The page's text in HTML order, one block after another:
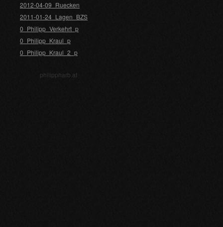
2012-04-09_Ruecken
2011-01-24_Lagen_BZS
0_Philipp_Verkehrt_p
0_Philipp_Kraul_p
0_Philipp_Kraul_2_p
philippharb.at